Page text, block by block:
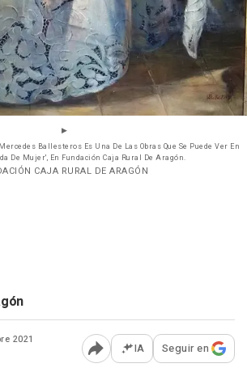
Ballesteros Es Una De Las Obras Que Se Puede Ver En
De Mujer', En Fundación Caja Rural De Aragón.
CAJA RURAL DE ARAGÓN
2021
Abrir opciones para
IA Seguir en